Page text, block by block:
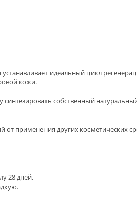
идеальный цикл
кожи.
собственный
применения других косметических
28 дней.